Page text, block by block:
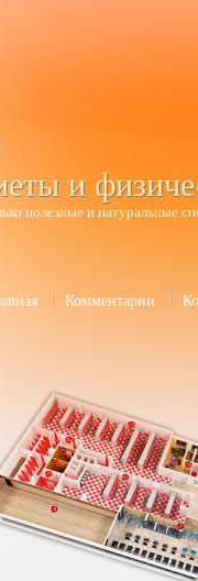
и
полезные и натуральные
Комментарии